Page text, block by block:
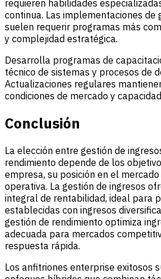
requieren habilidades
continua. Las implementaciones de
suelen requerir programas más
y complejidad estratégica.
Desarrolla programas de
técnico de sistemas y procesos de
Actualizaciones regulares
condiciones de mercado y
Conclusión
La elección entre gestión de
rendimiento depende de los
empresa, su posición en el
operativa. La gestión de ingresos
integral de rentabilidad, ideal para
establecidas con ingresos
gestión de rendimiento optimiza
adecuada para mercados
respuesta rápida.
Los anfitriones enterprise exitosos